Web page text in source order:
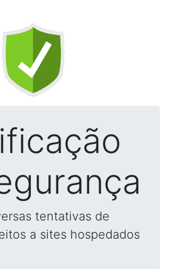
tentativas de
a sites hospedados